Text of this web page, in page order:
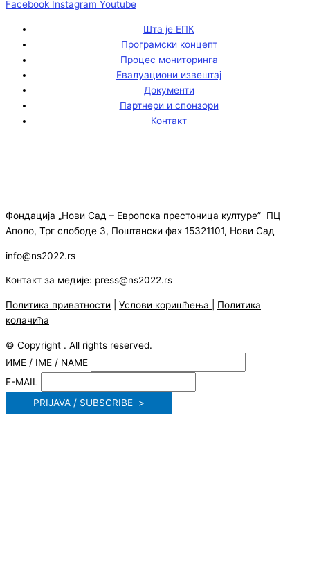
Facebook Instagram Youtube
Шта је ЕПК
Програмски концепт
Процес мониторинга
Евалуациони извештај
Документи
Партнери и спонзори
Контакт
Фондација „Нови Сад – Европска престоница културе” ПЦ
Аполо, Трг слободе 3, Поштански фах 15321101, Нови Сад
info@ns2022.rs
Контакт за медије: press@ns2022.rs
Политика приватности Услови коришћења
Политика
колачића
© Copyright . All rights reserved.
ИМЕ / IME / NAME
E-MAIL